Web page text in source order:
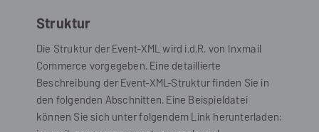
Struktur
Die Struktur der Event-XML wird i.d.R. von Inxmail
Commerce vorgegeben. Eine detaillierte
Beschreibung der Event-XML-Struktur finden Sie in
den folgenden Abschnitten. Eine Beispieldatei
können Sie sich unter folgendem Link herunterladen: